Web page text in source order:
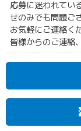
応募に迷われてい
せのみでも問題ご
お気軽にご連絡く
皆様からのご連絡